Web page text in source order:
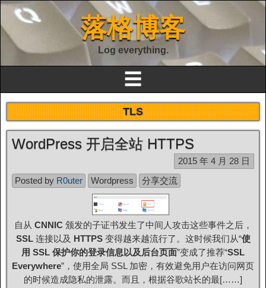
落格博客
Log everything.
☰
TLS
WordPress 开启全站 HTTPS
2015 年 4 月 28 日
Posted by R0uter Wordpress 分享交流
自从 CNNIC颁发的子证书发生了中间人攻击这些事件之后，
SSL连接以及 HTTPS变得越来越流行了。这时候我们从“使
用 SSL 保护你的登录信息以及后台页面”变成了推荐“SSL
Everywhere”，使用全局 SSL 加密，有效避免用户在访问网页
的时候造成隐私的泄露。而且，根据谷歌站长的最[……]